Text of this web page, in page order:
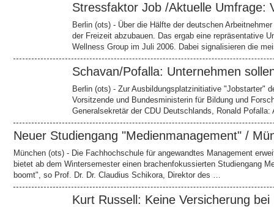
Stressfaktor Job /Aktuelle Umfrage:
Berlin (ots) - Über die Hälfte der deutschen
der Freizeit abzubauen. Das ergab eine repräsentative
Wellness Group im Juli 2006. Dabei signalisieren die
Schavan/Pofalla: Unternehmen
Berlin (ots) - Zur Ausbildungsplatzinitiative "Jobstarter"
Vorsitzende und Bundesministerin für Bildung und
Generalsekretär der CDU Deutschlands, Ronald
Neuer Studiengang "Medienmanagement" /
München (ots) - Die Fachhochschule für angewandtes Management
bietet ab dem Wintersemester einen brachenfokussierten Studiengang
boomt", so Prof. Dr. Dr. Claudius Schikora, Direktor des …
Kurt Russell: Keine Versicherung bei